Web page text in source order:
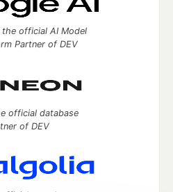
the official AI Model
Partner of DEV
official database
of DEV